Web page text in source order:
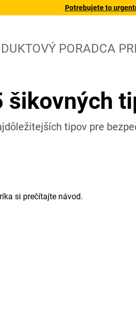
Potrebujete to
PORADCA
šikovných
tipov pre
si prečítajte návod.